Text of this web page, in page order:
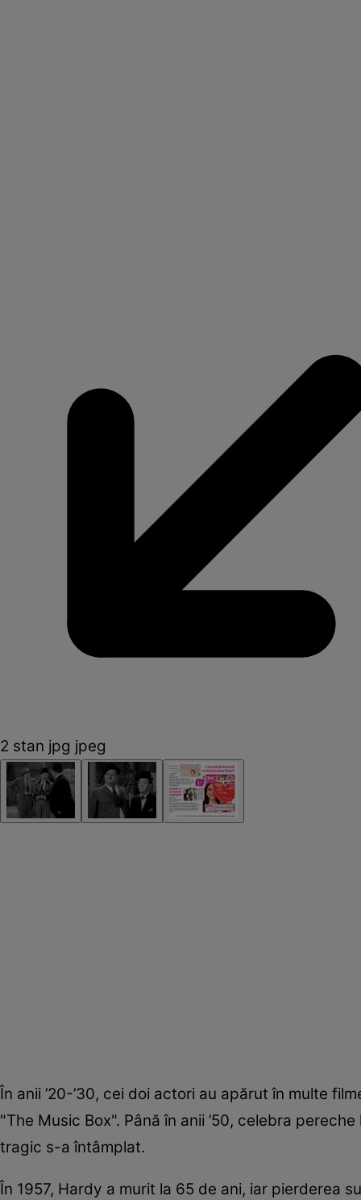
2 stan jpg jpeg
În anii ’20-’30, cei doi actori au apărut în multe
"The Music Box". Până în anii ’50, celebra
tragic s-a întâmplat.
În 1957, Hardy a murit la 65 de ani, iar pierderea